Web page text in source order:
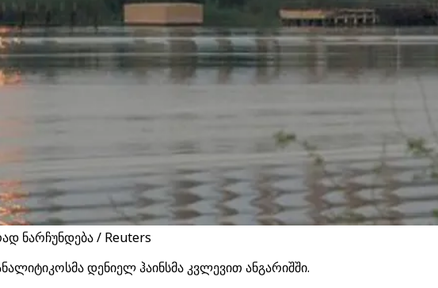
ნარჩუნდება / Reuters
დენიელ ჰაინსმა კვლევით ანგარიშში.